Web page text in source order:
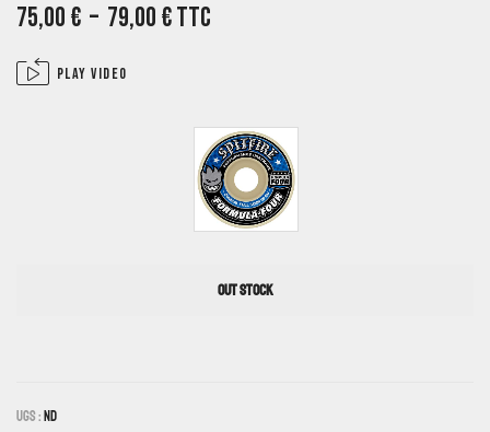
75,00€ – 79,00€TTC
Play video
OUT STOCK
UGS : ND